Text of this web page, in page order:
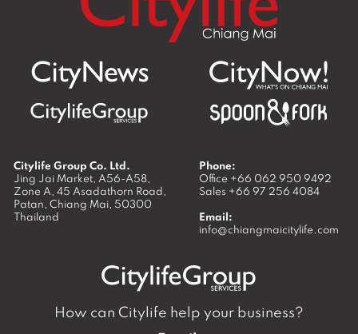
Citylife Group Co. Ltd.
Jing Jai Market, A56-A58,
Zone A, 45 Asadathorn Road,
Patan, Chiang Mai, 50300
Thailand
Phone:
Office +66 062 950 9492
Sales +66 97 256 4084
Email:
info@chiangmaicitylife.com
How can Citylife help your business?